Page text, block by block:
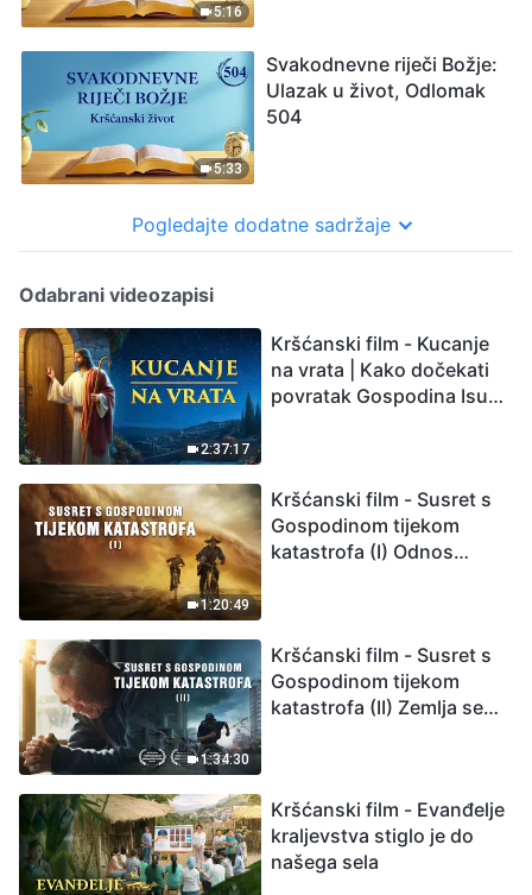
5:16
5:33
Svakodnevne riječi Božje:
Ulazak u život, Odlomak
504
Pogledajte dodatne sadržaje
Odabrani videozapisi
2:37:17
Kršćanski film - Kucanje
na vrata | Kako dočekati
povratak Gospodina Isusa
1:20:49
Kršćanski film - Susret s
Gospodinom tijekom
katastrofa (I) Odnos
1:34:30
Kršćanski film - Susret s
Gospodinom tijekom
katastrofa (II) Zemlja se
Kršćanski film - Evanđelje
kraljevstva stiglo je do
našega sela